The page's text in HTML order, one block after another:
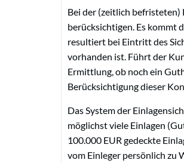
Bei der (zeitlich befristeten)
berücksichtigen. Es kommt
resultiert bei Eintritt des
vorhanden ist. Führt der
Ermittlung, ob noch ein
Berücksichtigung dieser
Das System der
möglichst viele Einlagen
100.000 EUR gedeckte
vom Einleger persönlich zu